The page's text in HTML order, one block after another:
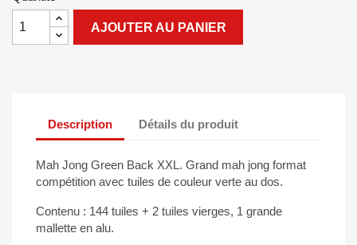
AJOUTER AU PANIER
Description Détails du produit
Mah Jong Green Back XXL. Grand mah jong format
compétition avec tuiles de couleur verte au dos.
Contenu : 144 tuiles + 2 tuiles vierges, 1 grande
mallette en alu.